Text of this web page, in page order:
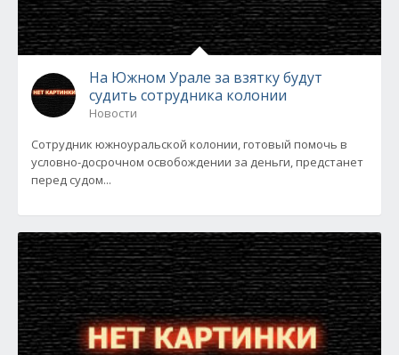
На Южном Урале за взятку будут
судить сотрудника колонии
Новости
Сотрудник южноуральской колонии, готовый помочь в
условно-досрочном освобождении за деньги, предстанет
перед судом...